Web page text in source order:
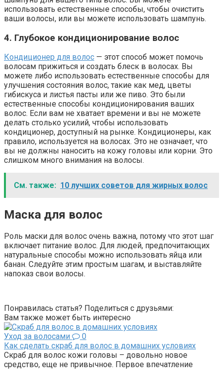
использовать естественные способы, чтобы очистить
ваши волосы, или вы можете использовать шампунь.
4. Глубокое кондиционирование волос
Кондиционер для волос — этот способ может помочь
волосам прижиться и создать блеск в волосах. Вы
можете либо использовать естественные способы для
улучшения состояния волос, такие как мед, цветы
гибискуса и листья пасты или же пиво. Это были
естественные способы кондиционирования ваших
волос. Если вам не хватает времени и вы не можете
делать столько усилий, чтобы использовать
кондиционер, доступный на рынке. Кондиционеры, как
правило, используется на волосах. Это не означает, что
вы не должны наносить на кожу головы или корни. Это
слишком много внимания на волосы.
См. также: 10 лучших советов для жирных волос
Маска для волос
Роль маски для волос очень важна, потому что этот шаг
включает питание волос. Для людей, предпочитающих
натуральные способы можно использовать яйца или
банан. Следуйте этим простым шагам, и выставляйте
напоказ свои волосы.
Понравилась статья? Поделиться с друзьями:
Вам также может быть интересно
Уход за волосами
0
Как сделать скраб для волос в домашних условиях
Скраб для волос кожи головы – довольно новое
средство, еще не привычное. Первое впечатление